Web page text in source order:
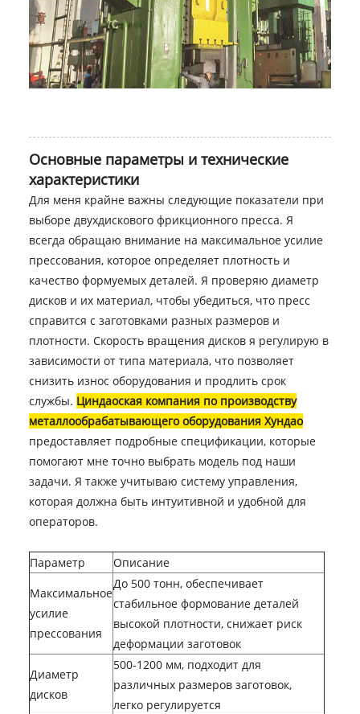
Основные параметры и технические
характеристики
Для меня крайне важны следующие показатели при
выборе двухдискового фрикционного пресса. Я
всегда обращаю внимание на максимальное усилие
прессования, которое определяет плотность и
качество формуемых деталей. Я проверяю диаметр
дисков и их материал, чтобы убедиться, что пресс
справится с заготовками разных размеров и
плотности. Скорость вращения дисков я регулирую в
зависимости от типа материала, что позволяет
снизить износ оборудования и продлить срок
службы. Циндаоская компания по производству
металлообрабатывающего оборудования Хундао
предоставляет подробные спецификации, которые
помогают мне точно выбрать модель под наши
задачи. Я также учитываю систему управления,
которая должна быть интуитивной и удобной для
операторов.
Параметр
Описание
Максимальное
усилие
прессования
До 500 тонн, обеспечивает
стабильное формование деталей
высокой плотности, снижает риск
деформации заготовок
Диаметр
дисков
500-1200 мм, подходит для
различных размеров заготовок,
легко регулируется